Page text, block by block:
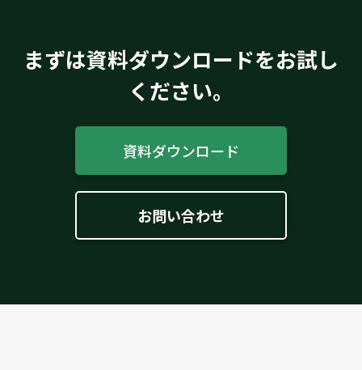
まずは資料ダウンロードをお試し
ください。
資料ダウンロード
お問い合わせ